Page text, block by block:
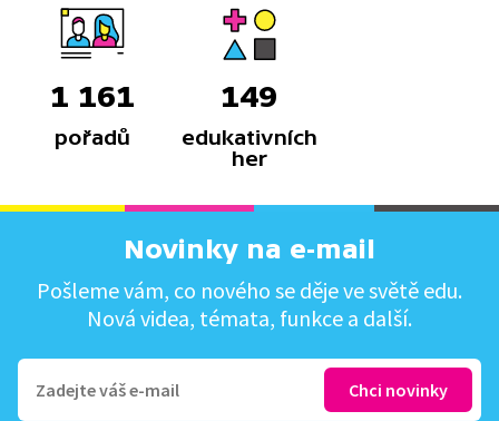
1 161
pořadů
149
edukativních
her
Novinky na e-mail
Pošleme vám, co nového se děje ve světě edu.
Nová videa, témata, funkce a další.